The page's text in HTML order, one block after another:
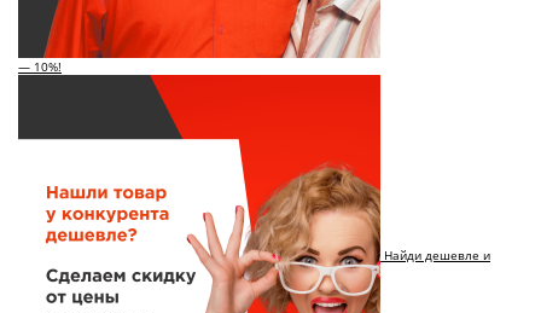
— 10%!
Найди дешевле и